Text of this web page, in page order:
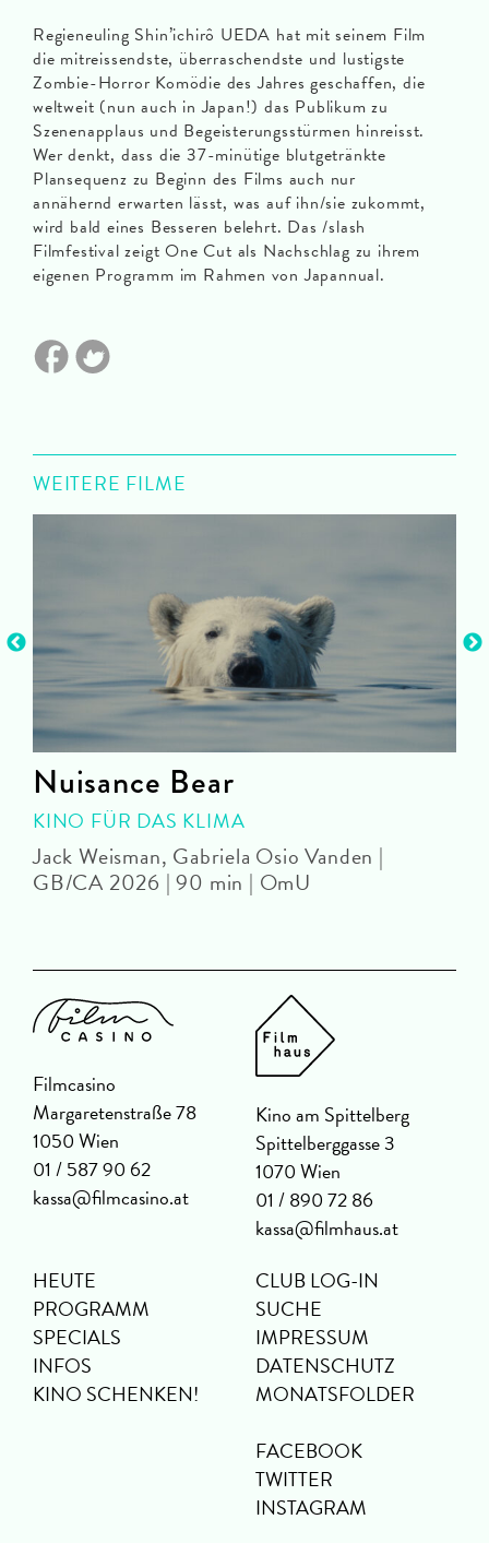
Regieneuling Shin’ichirô UEDA hat mit seinem Film
die mitreissendste, überraschendste und lustigste
Zombie-Horror Komödie des Jahres geschaffen, die
weltweit (nun auch in Japan!) das Publikum zu
Szenenapplaus und Begeisterungsstürmen hinreisst.
Wer denkt, dass die 37-minütige blutgetränkte
Plansequenz zu Beginn des Films auch nur
annähernd erwarten lässt, was auf ihn/sie zukommt,
wird bald eines Besseren belehrt. Das /slash
Filmfestival zeigt One Cut als Nachschlag zu ihrem
eigenen Programm im Rahmen von Japannual.
WEITERE FILME
Nuisance Bear
KINO FÜR DAS KLIMA
Jack Weisman, Gabriela Osio Vanden |
GB/CA 2026 | 90 min | OmU
Filmcasino
Margaretenstraße 78
1050 Wien
01 / 587 90 62
kassa@filmcasino.at
Kino am Spittelberg
Spittelberggasse 3
1070 Wien
01 / 890 72 86
kassa@filmhaus.at
HEUTE
PROGRAMM
SPECIALS
INFOS
KINO SCHENKEN!
CLUB LOG-IN
SUCHE
IMPRESSUM
DATENSCHUTZ
MONATSFOLDER
FACEBOOK
TWITTER
INSTAGRAM